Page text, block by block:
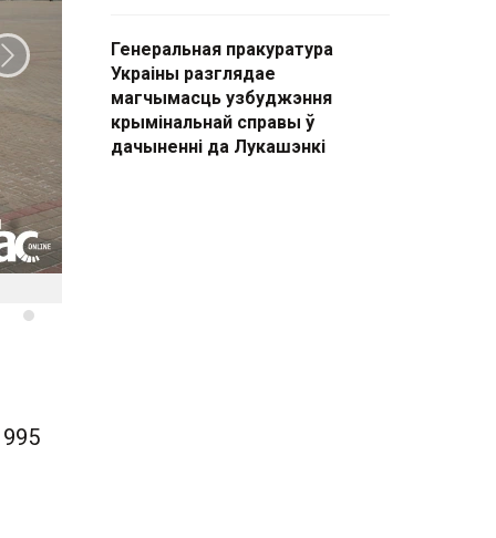
Наступны слайд
Генеральная пракуратура
Украіны разглядае
магчымасць узбуджэння
крымінальнай справы ў
дачыненні да Лукашэнкі